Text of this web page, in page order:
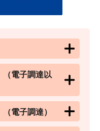
（電子調達以
電子調達）